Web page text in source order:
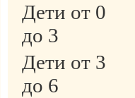
Дети от 0
до 3
Дети от 3
до 6